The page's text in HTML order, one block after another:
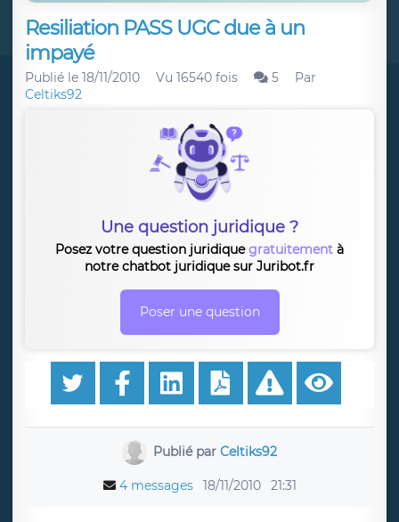
Resiliation PASS UGC due à un
impayé
Publié le 18/11/2010 Vu 16540 fois 5
Par
Celtiks92
Une question juridique ?
Posez votre question juridiquegratuitement à
notre chatbot juridique sur Juribot.fr
Poser une question
Publié parCeltiks92
4 messages 18/11/2010 21:31